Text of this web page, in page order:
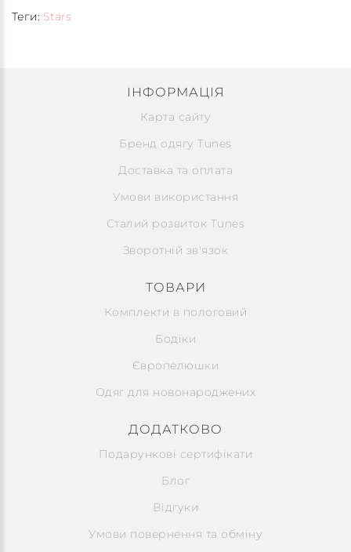
Теги: Stars
ІНФОРМАЦІЯ
Карта сайту
Бренд одягу Tunes
Доставка та оплата
Умови використання
Сталий розвиток Tunes
Зворотній зв'язок
ТОВАРИ
Комплекти в пологовий
Бодіки
Європелюшки
Одяг для новонароджених
ДОДАТКОВО
Подарункові сертифікати
Блог
Відгуки
Умови повернення та обміну